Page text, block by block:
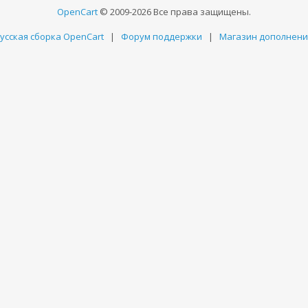
OpenCart © 2009-2026 Все права защищены.
сборка OpenCart | Форум поддержки | Магазин